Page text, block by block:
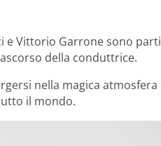
e Vittorio Garrone sono
della conduttrice.
nella magica atmosfera
il mondo.